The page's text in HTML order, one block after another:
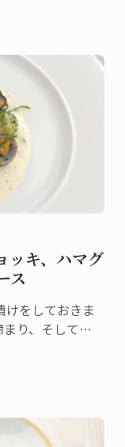
ッキ、ハマグ
ス
けをしておきま
り、そして風
とシーアスパ